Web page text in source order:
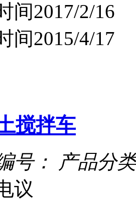
间2017/2/16
间2015/4/17
搅拌车
号：
产品分
议